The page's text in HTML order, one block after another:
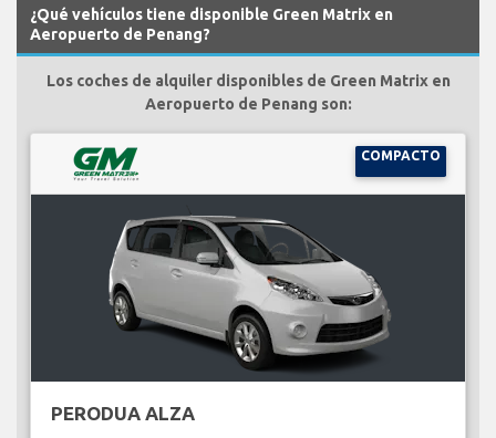
¿Qué vehículos tiene disponible Green Matrix en
Aeropuerto de Penang?
Los coches de alquiler disponibles de Green Matrix en
Aeropuerto de Penang son:
COMPACTO
PERODUA ALZA